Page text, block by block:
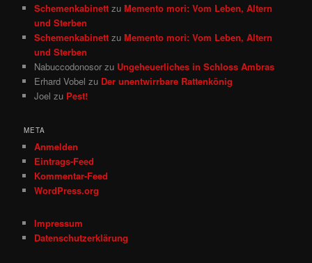
Schemenkabinett zuMemento mori: Vom Leben, Altern
und Sterben
Schemenkabinett zuMemento mori: Vom Leben, Altern
und Sterben
Nabuccodonosor zu Ungeheuerliches in Schloss Ambras
Erhard Vobel zu Der unentwirrbare Rattenkönig
Joel zu Pest!
META
Anmelden
Eintrags-Feed
Kommentar-Feed
WordPress.org
Impressum
Datenschutzerklärung